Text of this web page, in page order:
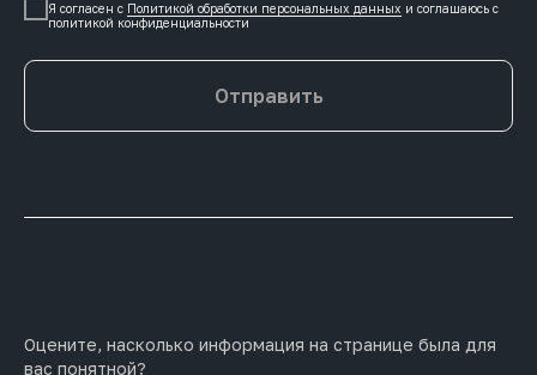
Я согласен с Политикой обработки персональных данных и соглашаюсь c
политикой конфиденциальности
Отправить
Оцените, насколько информация на странице была для
вас понятной?